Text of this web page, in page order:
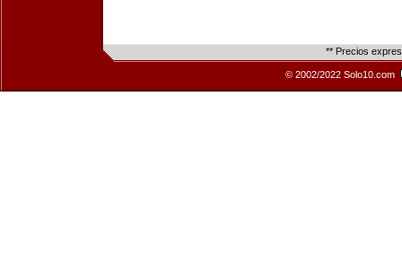
** Precios
© 2002/2022 Solo10.com